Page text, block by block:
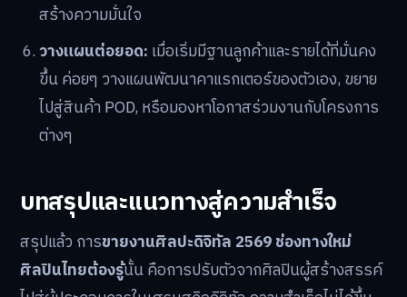
เริ่มที่ Friendii Art และกลุ่ม Facebook หากต้องการลุย
เลือกโซเชียลมีเดียที่ถนัด:เริ่มต้นจาก 1-2 แพลตฟอร์มที่
ถนัดที่สุด เช่น Instagram ควบคู่กับ TikTok หรือ
Twitter เพื่อสร้างฐานผู้ติดตามอย่างสม่ำเสมอ
ขนาดเล็ก หรือสร้าง Digital Download ง่ายๆ เช่น
Wallpaper หรือ Printable Art เพื่อทดลองตลาดและ
สร้างความมั่นใจ
วางแผนต่อยอด:เมื่อเริ่มมีฐานลูกค้าและรายได้ที่มั่นคง